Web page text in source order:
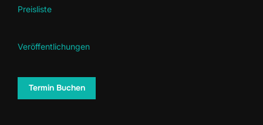
Preisliste
Veröffentlichungen
Termin Buchen